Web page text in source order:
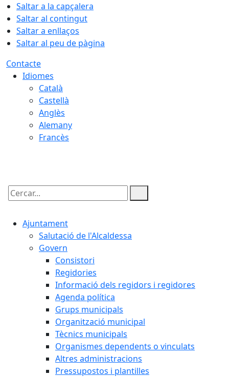
Saltar a la capçalera
Saltar al contingut
Saltar a enllaços
Saltar al peu de pàgina
Contacte
Idiomes
Català
Castellà
Anglès
Alemany
Francès
Cercar:
Ajuntament
Salutació de l'Alcaldessa
Govern
Consistori
Regidories
Informació dels regidors i regidores
Agenda política
Grups municipals
Organització municipal
Tècnics municipals
Organismes dependents o vinculats
Altres administracions
Pressupostos i plantilles